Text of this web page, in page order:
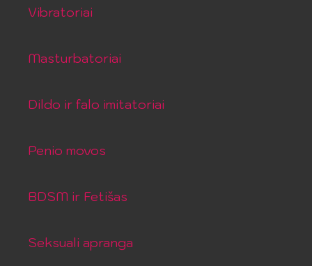
Vibratoriai
Masturbatoriai
Dildo ir falo imitatoriai
Penio movos
BDSM ir Fetišas
Seksuali apranga